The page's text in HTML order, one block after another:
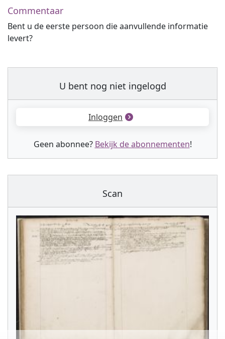
Commentaar
Bent u de eerste persoon die aanvullende informatie
levert?
U bent nog niet ingelogd
Inloggen
Geen abonnee? Bekijk de abonnementen!
Scan